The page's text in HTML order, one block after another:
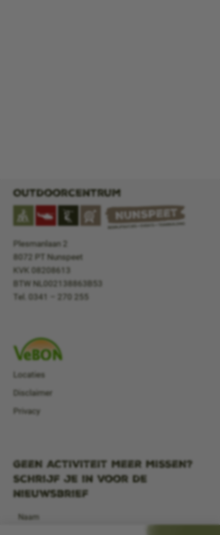
Outdoorcentrum
Plesmanlaan 2
8072 PT Nunspeet
KVK 08208613
BTW NL002138863B53
Tel. 0341 – 270 255
Locaties
Disclaimer
Privacy
GEEN ACTIVITEIT MEER MISSEN?
Schrijf je in voor de
nieuwsbrief